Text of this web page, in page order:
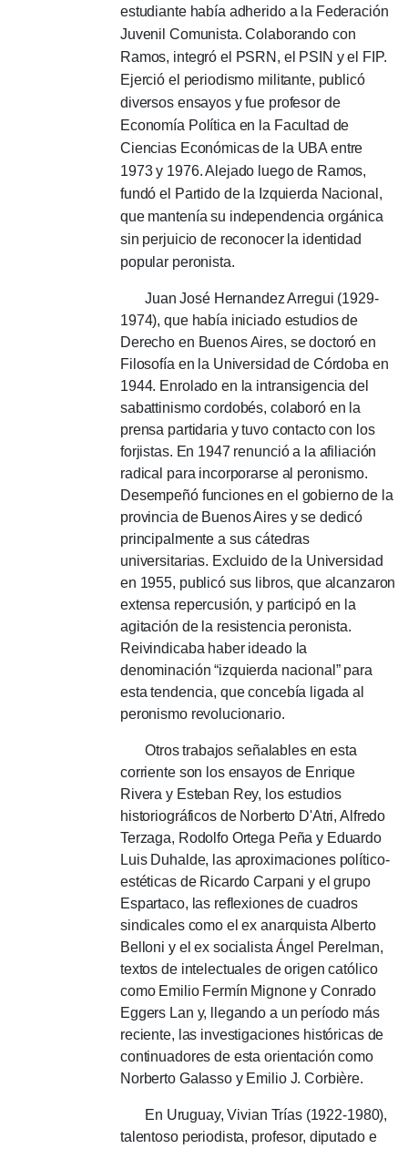
estudiante había adherido a la Federación
Juvenil Comunista.Colaborando con
Ramos, integró el PSRN, el PSIN y el FIP.
Ejerció el periodismo militante, publicó
diversos ensayos y fue profesor de
Economía Política en la Facultad de
Ciencias Económicas de la UBA entre
1973 y 1976. Alejado luego de Ramos,
fundó el Partido de la Izquierda Nacional,
que mantenía su independencia orgánica
sin perjuicio de reconocer la identidad
popular peronista.
Juan José Hernandez Arregui (1929-
1974), que había iniciado estudios de
Derecho en Buenos Aires, se doctoró en
Filosofía en la Universidad de Córdoba en
1944. Enrolado en la intransigencia del
sabattinismo cordobés, colaboró ​​​​​​en la
prensa partidaria y tuvo contacto con los
forjistas. En 1947 renunció a la afiliación
radical para incorporarse al peronismo.
Desempeñó funciones en el gobierno de la
provincia de Buenos Aires y se dedicó
principalmente a sus cátedras
universitarias. Excluido de la Universidad
en 1955, publicó sus libros, que alcanzaron
extensa repercusión, y participó en la
agitación de la resistencia peronista.
Reivindicaba haber ideado la
denominación “izquierda nacional” para
esta tendencia, que concebía ligada al
peronismo revolucionario.
Otros trabajos señalables en esta
corriente son los ensayos de Enrique
Rivera y Esteban Rey, los estudios
historiográficos de Norberto D'Atri, Alfredo
Terzaga, Rodolfo Ortega Peña y Eduardo
Luis Duhalde, las aproximaciones político-
estéticas de Ricardo Carpani y el grupo
Espartaco, las reflexiones de cuadros
sindicales como el ex anarquista Alberto
Belloni y el ex socialista Ángel Perelman,
textos de intelectuales de origen católico
como Emilio Fermín Mignone y Conrado
Eggers Lan y, llegando a un período más
reciente, las investigaciones históricas de
continuadores de esta orientación como
Norberto Galasso y Emilio J. Corbière.
En Uruguay, Vivian Trías (1922-1980),
talentoso periodista, profesor, diputado e